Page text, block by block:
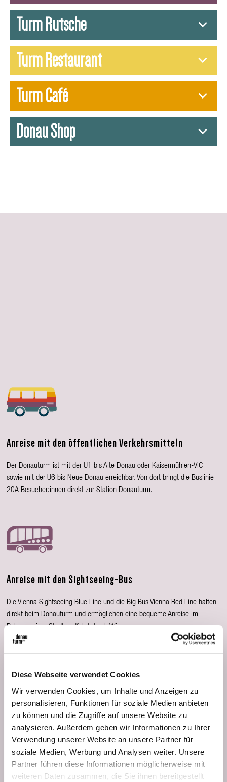
Diese Webseite verwendet Cookies
Wir verwenden Cookies, um Inhalte und Anzeigen zu
personalisieren, Funktionen für soziale Medien anbieten
zu können und die Zugriffe auf unsere Website zu
analysieren. Außerdem geben wir Informationen zu Ihrer
Verwendung unserer Website an unsere Partner für
soziale Medien, Werbung und Analysen weiter. Unsere
Partner führen diese Informationen möglicherweise mit
weiteren Daten zusammen, die Sie ihnen bereitgestellt
Turm Rutsche
Turm Restaurant
Turm Café
Donau Shop
Anreise mit den öffentlichen Verkehrsmitteln
Der Donauturm ist mit der U1 bis Alte Donau oder Kaisermühlen-VIC
sowie mit der U6 bis Neue Donau erreichbar. Von dort bringt die Buslinie
20A Besucher:innen direkt zur Station Donauturm.
Anreise mit den Sightseeing-Bus
Die Vienna Sightseeing Blue Line und die Big Bus Vienna Red Line halten
direkt beim Donauturm und ermöglichen eine bequeme Anreise im
Rahmen einer Stadtrundfahrt durch Wien.
Anreise mit dem Auto und Parken
Direkt beim Donauturm steht eine begrenzte Anzahl kostenpflichtiger
Parkplätze zur Verfügung.
Bei Konsumation im Turm Restaurant oder Turm Café ab € 30,– erhalten